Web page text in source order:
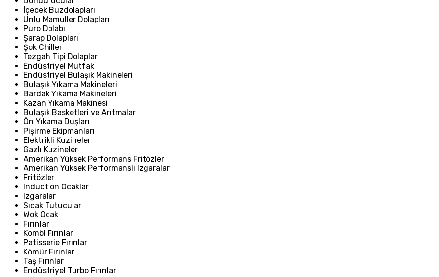
İçecek Buzdolapları
Unlu Mamuller Dolapları
Puro Dolabı
Şarap Dolapları
Şok Chiller
Tezgah Tipi Dolaplar
Endüstriyel Mutfak
Endüstriyel Bulaşık Makineleri
Bulaşık Yıkama Makineleri
Bardak Yıkama Makineleri
Kazan Yıkama Makinesi
Bulaşık Basketleri ve Arıtmalar
Ön Yıkama Duşları
Pişirme Ekipmanları
Elektrikli Kuzineler
Gazlı Kuzineler
Amerikan Yüksek Performans Fritözler
Amerikan Yüksek Performanslı Izgaralar
Fritözler
Induction Ocaklar
Izgaralar
Sıcak Tutucular
Wok Ocak
Fırınlar
Kombi Fırınlar
Patisserie Fırınlar
Kömür Fırınlar
Taş Fırınlar
Endüstriyel Turbo Fırınlar